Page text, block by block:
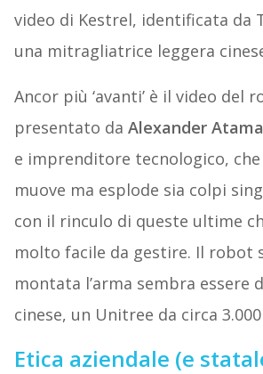
video di Kestrel, identificata da
una mitragliatrice leggera
Ancor più ‘avanti’ è il video del
presentato da Alexander
e imprenditore tecnologico,
muove ma esplode sia colpi
con il rinculo di queste ultime
molto facile da gestire. Il robot
montata l’arma sembra essere
cinese, un Unitree da circa
Etica aziendale (e